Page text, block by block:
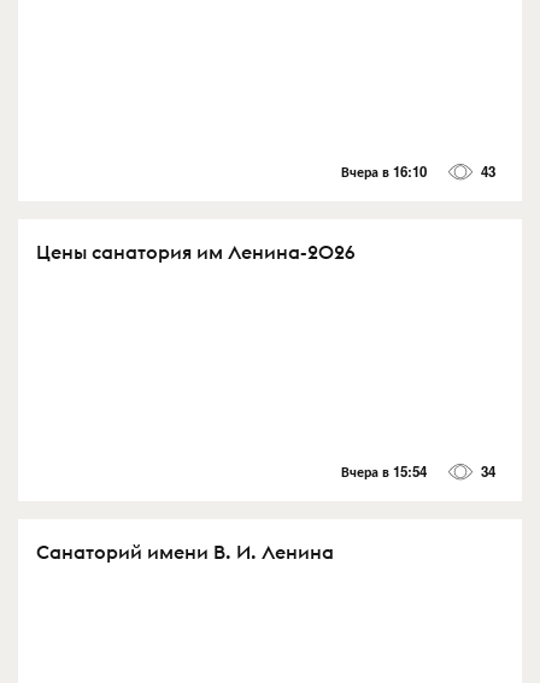
Вчера в 16:10 43
Цены санатория им Ленина-2026
Вчера в 15:54 34
Санаторий имени В. И. Ленина